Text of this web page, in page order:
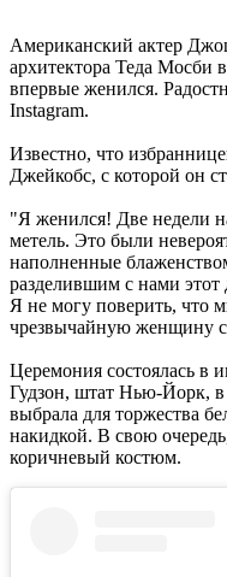
Американский актер
архитектора Теда Мосби
впервые женился.
Instagram.
Известно, что
Джейкобс, с которой он
"Я женился! Две недели
метель. Это были
наполненные
разделившим с нами
Я не могу поверить, что
чрезвычайную женщину
Церемония состоялась в
Гудзон, штат Нью-Йорк, в
выбрала для торжества
накидкой. В свою
коричневый костюм.